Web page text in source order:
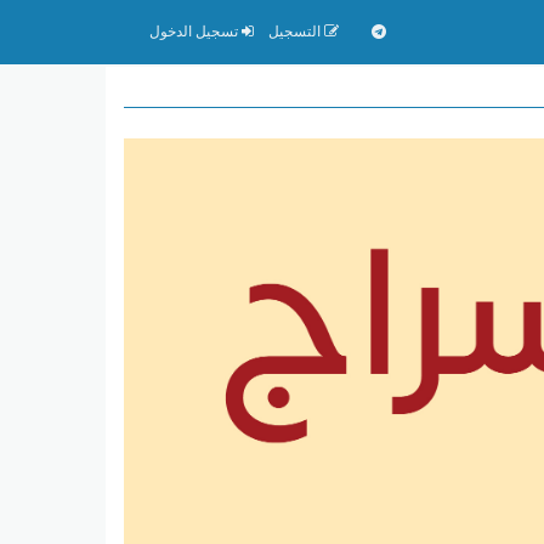
التسجيل تسجيل الدخول